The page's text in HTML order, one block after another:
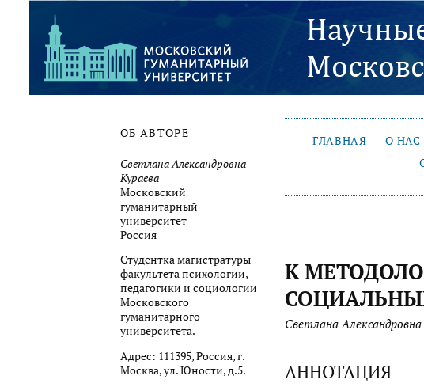
ОБ АВТОРЕ
Светлана Александровна
Кураева
Московский
гуманитарный
университет
Россия
Студентка магистратуры
факультета психологии,
педагогики и социологии
Московского
гуманитарного
университета.
Адрес: 111395, Россия, г.
Москва, ул. Юности, д.5.
ГЛАВНАЯ О НАС
К
Светлана Александровна
АННОТАЦИЯ